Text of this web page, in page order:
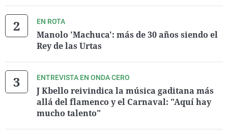
EN ROTA
Manolo 'Machuca': más de 30 años siendo el
Rey de las Urtas
ENTREVISTA EN ONDA CERO
J Kbello reivindica la música gaditana más
allá del flamenco y el Carnaval: "Aquí hay
mucho talento"